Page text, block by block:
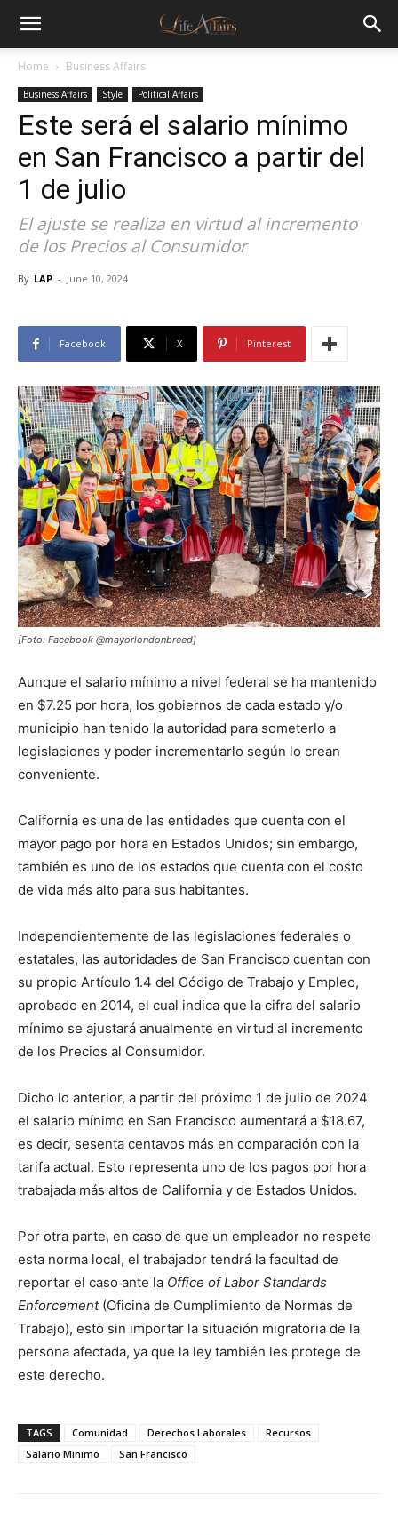
Home Business Affairs
Business Affairs Style Political Affairs
Este será el salario mínimo
en San Francisco a partir del
1 de julio
El ajuste se realiza en virtud al incremento
de los Precios al Consumidor
By LAP - June 10, 2024
Facebook X Pinterest
[Foto: Facebook @mayorlondonbreed]
Aunque el salario mínimo a nivel federal se ha mantenido
en $7.25 por hora, los gobiernos de cada estado y/o
municipio han tenido la autoridad para someterlo a
legislaciones y poder incrementarlo según lo crean
conveniente.
California es una de las entidades que cuenta con el
mayor pago por hora en Estados Unidos; sin embargo,
también es uno de los estados que cuenta con el costo
de vida más alto para sus habitantes.
Independientemente de las legislaciones federales o
estatales, las autoridades de San Francisco cuentan con
su propio Artículo 1.4 del Código de Trabajo y Empleo,
aprobado en 2014, el cual indica que la cifra del salario
mínimo se ajustará anualmente en virtud al incremento
de los Precios al Consumidor.
Dicho lo anterior, a partir del próximo 1 de julio de 2024
el salario mínimo en San Francisco aumentará a $18.67,
es decir, sesenta centavos más en comparación con la
tarifa actual. Esto representa uno de los pagos por hora
trabajada más altos de California y de Estados Unidos.
Por otra parte, en caso de que un empleador no respete
esta norma local, el trabajador tendrá la facultad de
reportar el caso ante la Office of Labor Standards
Enforcement(Oficina de Cumplimiento de Normas de
Trabajo), esto sin importar la situación migratoria de la
persona afectada, ya que la ley también les protege de
este derecho.
TAGS Comunidad Derechos Laborales
Recursos
Salario Mínimo
San Francisco